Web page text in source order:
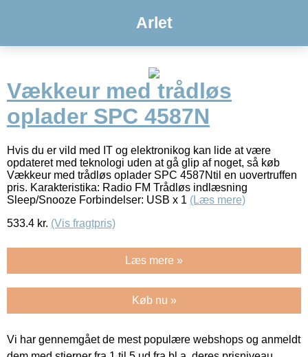
Arlet
Vækkeur med trådløs
oplader SPC 4587N
Hvis du er vild med IT og elektronikog kan lide at være
opdateret med teknologi uden at gå glip af noget, så køb
Vækkeur med trådløs oplader SPC 4587Ntil en uovertruffen
pris. Karakteristika: Radio FM Trådløs indlæsning
Sleep/Snooze Forbindelser: USB x 1 (Læs mere)
533.4 kr. (Vis fragtpris)
Læs mere »
Køb nu »
Vi har gennemgået de mest populære webshops og anmeldt